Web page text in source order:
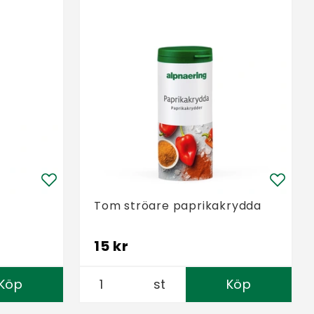
Tom ströare paprikakrydda
15 kr
st Köp